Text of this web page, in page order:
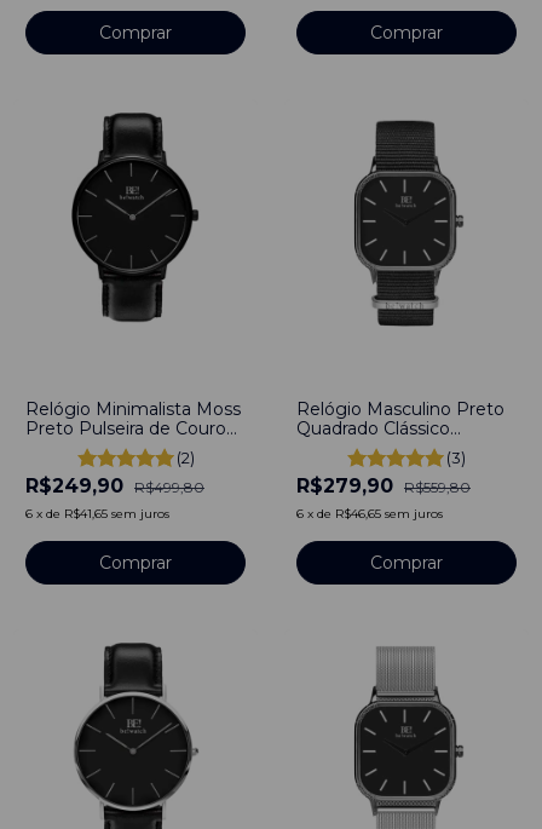
Comprar Comprar
Relógio Minimalista Moss
Preto Pulseira de Couro
Preto 40mm Aço
Inoxidável banhado a
titânio
(2)
R$249,90 R$499,80
6 x de R$41,65 sem juros
Comprar
Relógio Masculino Preto
Quadrado Clássico
Pulseira de Nylon Preto
Classic Silver 40mm
Minimalista Aço
Inoxidável banhado a
titânio
(3)
R$279,90 R$559,80
6 x de R$46,65 sem juros
Comprar